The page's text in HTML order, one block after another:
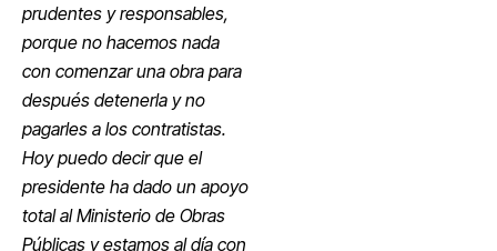
prudentes y responsables,
porque no hacemos nada
con comenzar una obra para
después detenerla y no
pagarles a los contratistas.
Hoy puedo decir que el
presidente ha dado un apoyo
total al Ministerio de Obras
Públicas y estamos al día con